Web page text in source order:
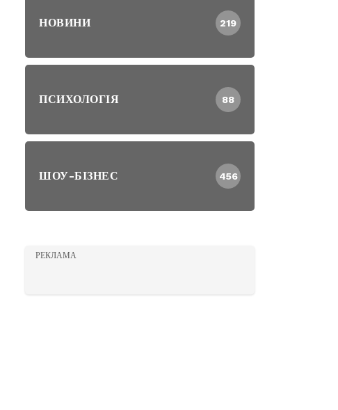
НОВИНИ 219
ПСИХОЛОГІЯ 88
ШОУ-БІЗНЕС 456
РЕКЛАМА